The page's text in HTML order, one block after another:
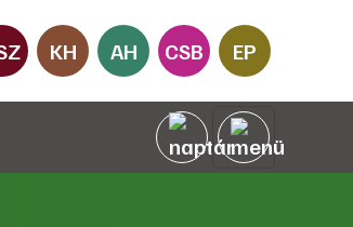
KH AH CSB EP